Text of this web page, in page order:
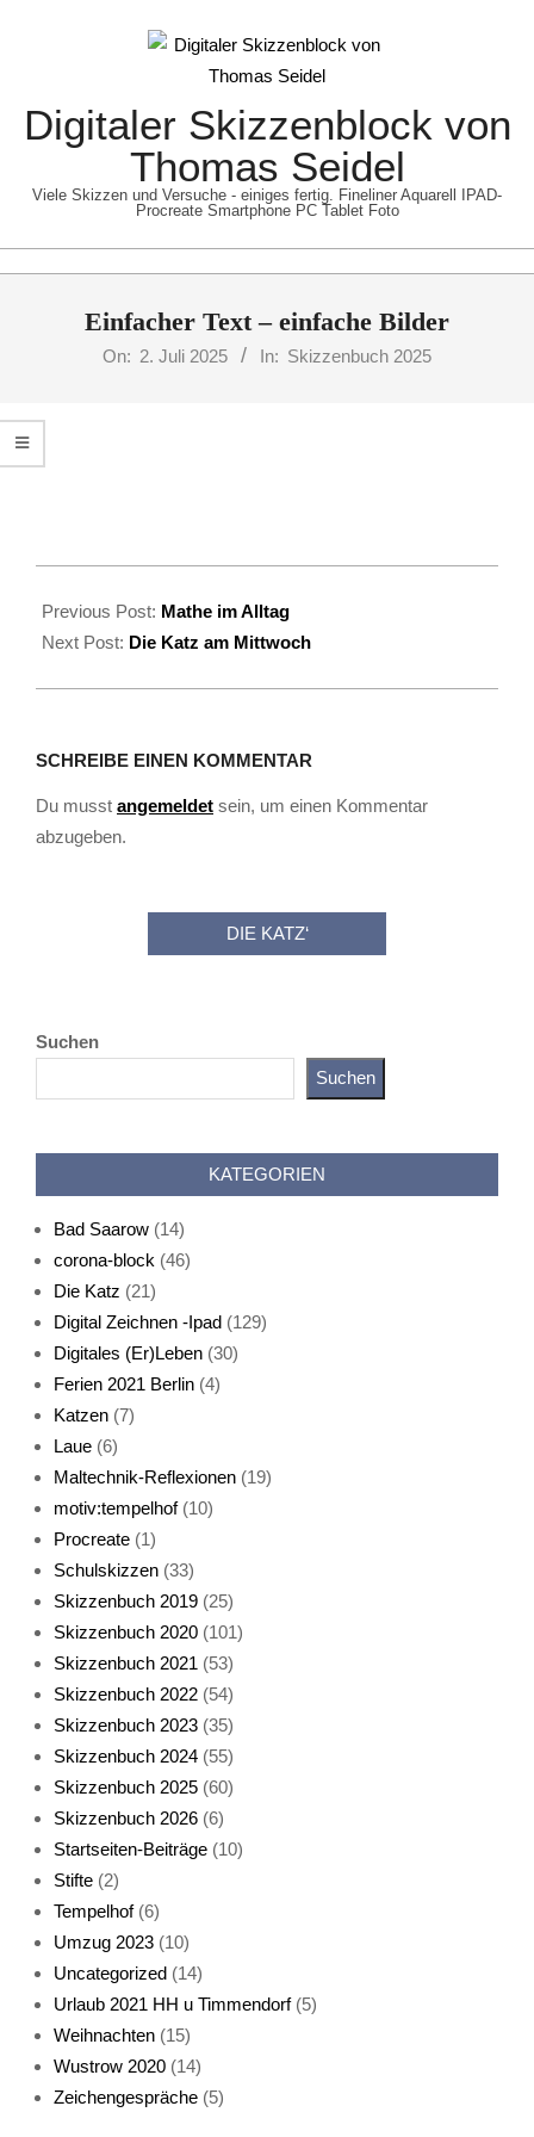
Digitaler Skizzenblock von
Thomas Seidel
Viele Skizzen und Versuche - einiges fertig. Fineliner Aquarell IPAD-
Procreate Smartphone PC Tablet Foto
Einfacher Text – einfache Bilder
On: 2. Juli 2025 In: Skizzenbuch 2025
07-
02
Previous Post: Mathe im Alltag
Next Post: Die Katz am Mittwoch
SCHREIBE EINEN KOMMENTAR
Du musst angemeldet sein, um einen Kommentar
abzugeben.
DIE KATZ‘
Live-Cat
Katze sturmerprobt
Suchen
Suchen
KATEGORIEN
Bad Saarow (14)
corona-block (46)
Die Katz (21)
Digital Zeichnen -Ipad (129)
Digitales (Er)Leben (30)
Ferien 2021 Berlin (4)
Katzen (7)
Laue (6)
Maltechnik-Reflexionen (19)
motiv:tempelhof(10)
Procreate (1)
Schulskizzen (33)
Skizzenbuch 2019 (25)
Skizzenbuch 2020 (101)
Skizzenbuch 2021 (53)
Skizzenbuch 2022 (54)
Skizzenbuch 2023 (35)
Skizzenbuch 2024 (55)
Skizzenbuch 2025 (60)
Skizzenbuch 2026 (6)
Startseiten-Beiträge (10)
Stifte (2)
Tempelhof(6)
Umzug 2023 (10)
Uncategorized (14)
Urlaub 2021 HH u Timmendorf(5)
Weihnachten (15)
Wustrow 2020 (14)
Zeichengespräche (5)